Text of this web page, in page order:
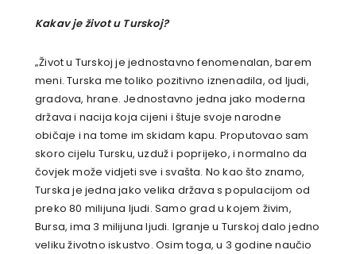
Kakav je život u Turskoj?
„Život u Turskoj je jednostavno fenomenalan, barem
meni. Turska me toliko pozitivno iznenadila, od ljudi,
gradova, hrane. Jednostavno jedna jako moderna
država i nacija koja cijeni i štuje svoje narodne
običaje i na tome im skidam kapu. Proputovao sam
skoro cijelu Tursku, uzduž i poprijeko, i normalno da
čovjek može vidjeti sve i svašta. No kao što znamo,
Turska je jedna jako velika država s populacijom od
preko 80 milijuna ljudi. Samo grad u kojem živim,
Bursa, ima 3 milijuna ljudi. Igranje u Turskoj dalo jedno
veliku životno iskustvo. Osim toga, u 3 godine naučio